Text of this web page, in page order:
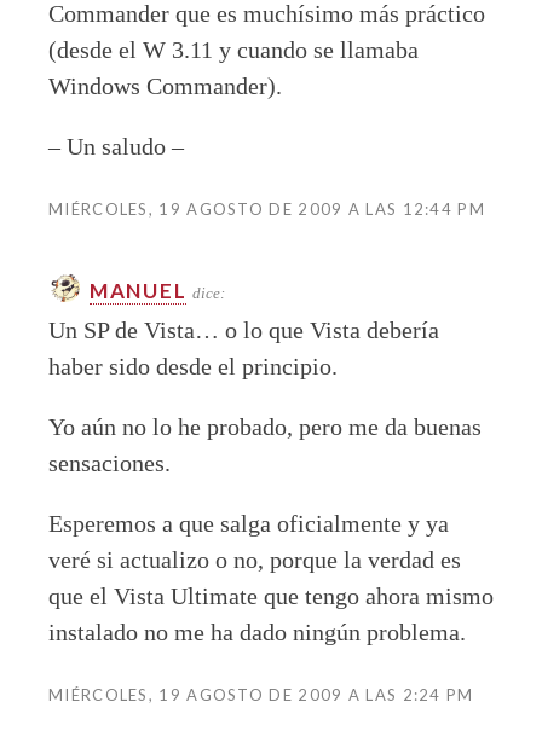
Commander que es muchísimo más práctico
(desde el W 3.11 y cuando se llamaba
Windows Commander).
– Un saludo –
MIÉRCOLES, 19 AGOSTO DE 2009 A LAS 12:44 PM
MANUEL dice:
Un SP de Vista… o lo que Vista debería
haber sido desde el principio.
Yo aún no lo he probado, pero me da buenas
sensaciones.
Esperemos a que salga oficialmente y ya
veré si actualizo o no, porque la verdad es
que el Vista Ultimate que tengo ahora mismo
instalado no me ha dado ningún problema.
MIÉRCOLES, 19 AGOSTO DE 2009 A LAS 2:24 PM